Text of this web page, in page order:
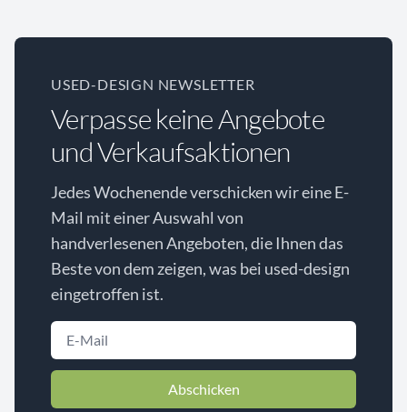
USED-DESIGN NEWSLETTER
Verpasse keine Angebote
und Verkaufsaktionen
Jedes Wochenende verschicken wir eine E-
Mail mit einer Auswahl von
handverlesenen Angeboten, die Ihnen das
Beste von dem zeigen, was bei used-design
eingetroffen ist.
Abschicken